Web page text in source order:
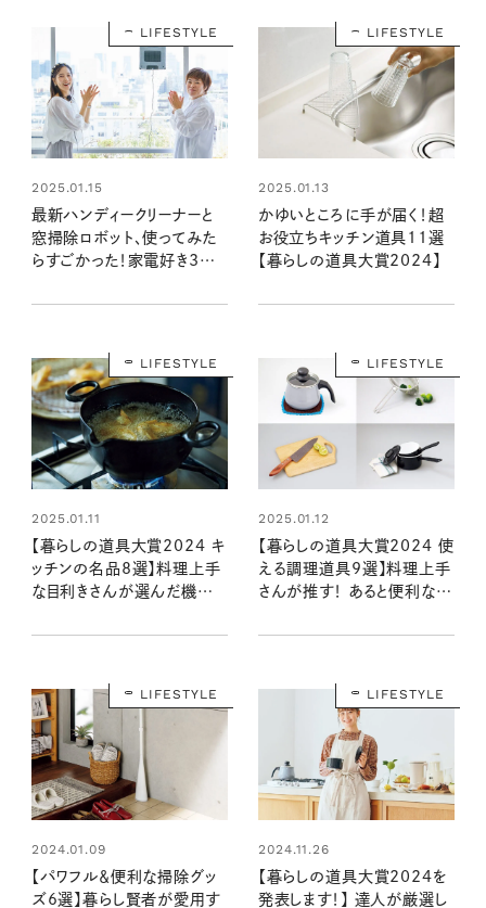
LIFESTYLE
2025.01.15
最新ハンディークリーナーと
窓掃除ロボット、使ってみた
らすごかった！家電好き3人
2024】
LIFESTYLE
2025.01.13
かゆいところに手が届く！超
お役立ちキッチン道具11選
【暮らしの道具大賞2024】
LIFESTYLE
2025.01.11
【暮らしの道具大賞2024 キ
ッチンの名品8選】料理上手
な目利きさんが選んだ機能
LIFESTYLE
2025.01.12
【暮らしの道具大賞2024 使
える調理道具9選】料理上手
さんが推す！ あると便利な優
LIFESTYLE
2024.01.09
【パワフル＆便利な掃除グッ
ズ6選】暮らし賢者が愛用す
LIFESTYLE
2024.11.26
【暮らしの道具大賞2024を
発表します！】 達人が厳選し